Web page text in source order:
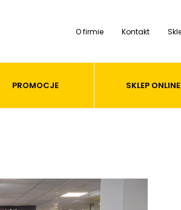
O firmie Kontakt
PROMOCJE SKLEP ONLINE